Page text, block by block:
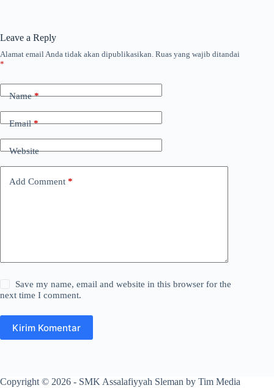
Leave a Reply
Alamat email Anda tidak akan dipublikasikan. Ruas yang wajib ditandai
*
Name*
Email*
Website
Add Comment *
Save my name, email and website in this browser for the
next time I comment.
Kirim Komentar
Copyright © 2026 - SMK Assalafiyyah Sleman by Tim Media